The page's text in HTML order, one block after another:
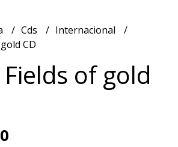
Cds
Internacional
CD
of gold